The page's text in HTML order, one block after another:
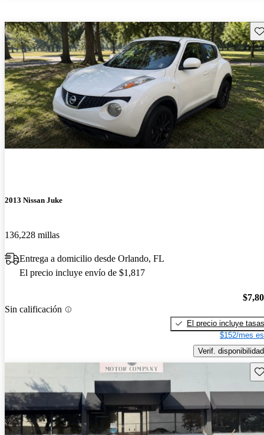
2013 Nissan Juke
136,228 millas
Entrega a domicilio desde Orlando, FL
El precio incluye envío de $1,817
Sin calificación
El precio incluye tasas
$152/mes
Verif. disponibilidad